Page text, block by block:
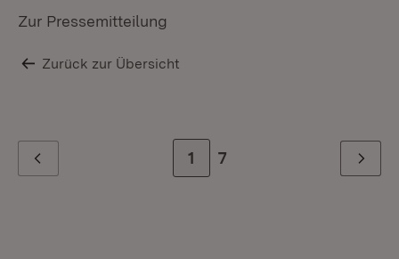
Zur Pressemitteilung
Zurück zur Übersicht
Zur Seite
1 Zur letzten Seite
7 Weiter